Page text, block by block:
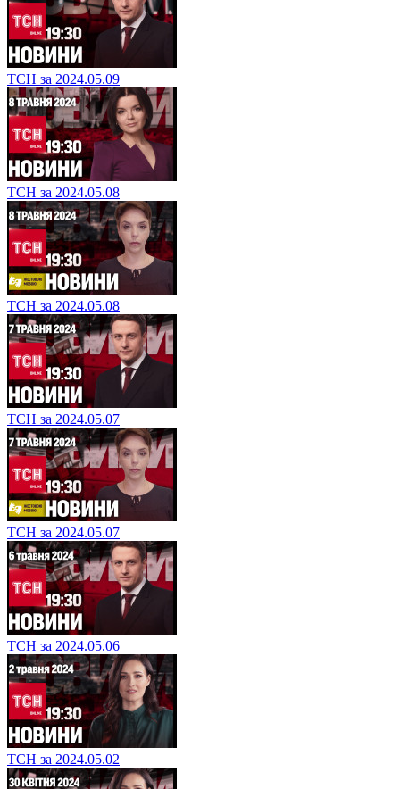
ТСН за 2024.05.09
ТСН за 2024.05.08
ТСН за 2024.05.08
ТСН за 2024.05.07
ТСН за 2024.05.07
ТСН за 2024.05.06
ТСН за 2024.05.02